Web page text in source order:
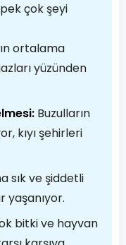
pek çok şeyi
ortalama
yüzünden
Buzulların
kıyı şehirleri
sık ve şiddetli
yaşanıyor.
bitki ve hayvan